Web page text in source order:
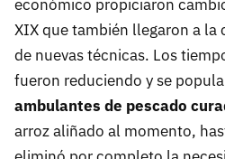
económico propiciaron
XIX que también llegaron a
de nuevas técnicas. Los
fueron reduciendo y se
ambulantes de pescado
arroz aliñado al momento,